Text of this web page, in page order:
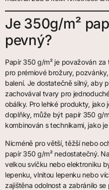
Je 350g/m²
pevný?
Papír 350 g/m² je považován
pro prémiové brožury,
balení. Je dostatečně silný, aby
zachovával tvary pro
obálky. Pro lehké produkty, jako
doplňky, může být papír 350 g/
kombinován s technikami, jako
Nicméně pro větší, těžší nebo
papír 350 g/m² nedostatečný.
velkou svíčku nebo elektroniku
lepenku, vlnitou lepenku nebo
zajištěna odolnost a zabránilo